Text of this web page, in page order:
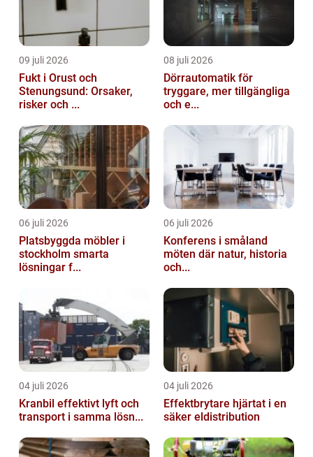
09 juli 2026
Fukt i Orust och
Stenungsund: Orsaker,
risker och ...
08 juli 2026
Dörrautomatik för
tryggare, mer tillgängliga
och e...
06 juli 2026
Platsbyggda möbler i
stockholm smarta
lösningar f...
06 juli 2026
Konferens i småland
möten där natur, historia
och...
04 juli 2026
Kranbil effektivt lyft och
transport i samma lösn...
04 juli 2026
Effektbrytare hjärtat i en
säker eldistribution